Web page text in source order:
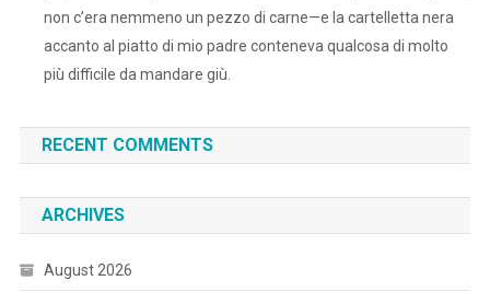
non c’era nemmeno un pezzo di carne—e la cartelletta nera
accanto al piatto di mio padre conteneva qualcosa di molto
più difficile da mandare giù.
RECENT COMMENTS
ARCHIVES
August 2026